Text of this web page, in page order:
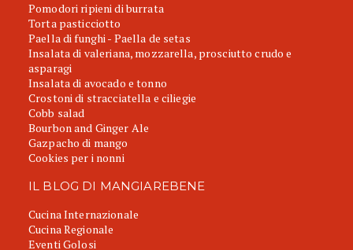
Pomodori ripieni di burrata
Torta pasticciotto
Paella di funghi - Paella de setas
Insalata di valeriana, mozzarella, prosciutto crudo e
asparagi
Insalata di avocado e tonno
Crostoni di stracciatella e ciliegie
Cobb salad
Bourbon and Ginger Ale
Gazpacho di mango
Cookies per i nonni
IL BLOG DI MANGIAREBENE
Cucina Internazionale
Cucina Regionale
Eventi Golosi